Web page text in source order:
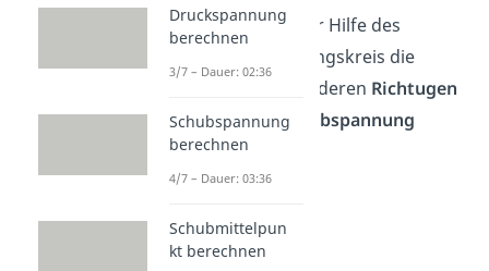
So kannst du mit der Hilfe des
Mohrschen Spannungskreis die
, deren Richtugen
und die größteSchubspannung
ablesen.
Druckspannung
berechnen
3/7 – Dauer: 02:36
Schubspannung
berechnen
4/7 – Dauer: 03:36
Schubmittelpun
kt berechnen